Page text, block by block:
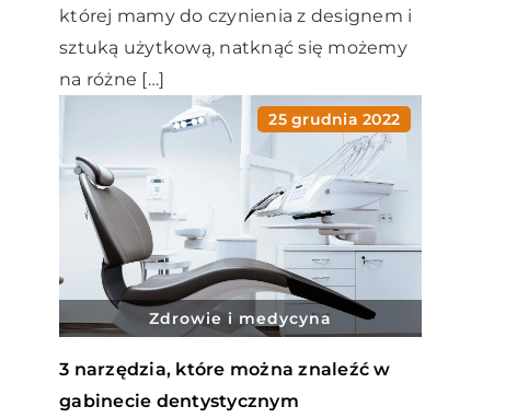
której mamy do czynienia z designem i
sztuką użytkową, natknąć się możemy
na różne […]
25 grudnia 2022
Zdrowie i medycyna
3 narzędzia, które można znaleźć w
gabinecie dentystycznym